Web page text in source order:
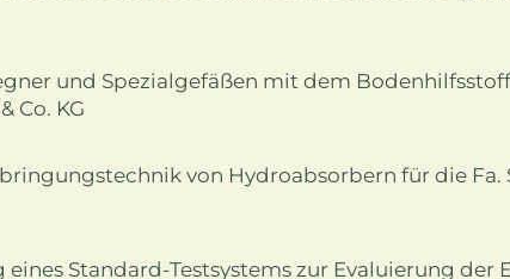
und Spezialgefäßen mit dem
Co. KG
von Hydroabsorbern für die Fa.
Standard-Testsystems zur Evaluierung der